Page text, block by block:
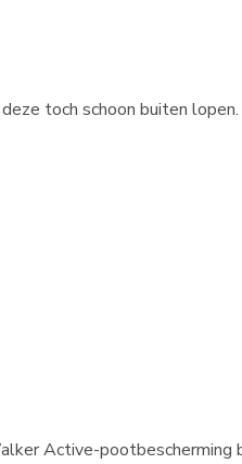
toch schoon buiten lopen.
Active-pootbescherming